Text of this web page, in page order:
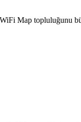
Map topluluğunu